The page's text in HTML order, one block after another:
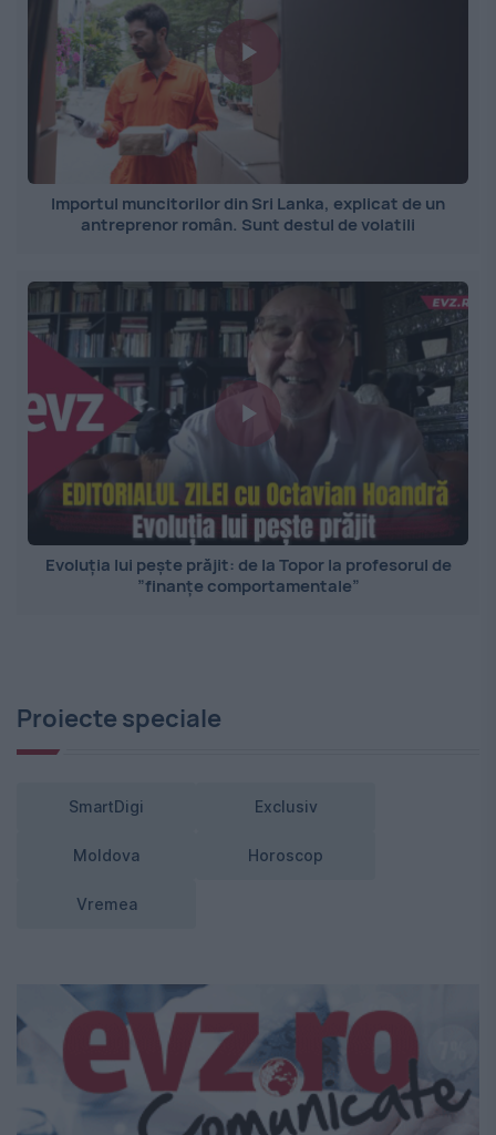
Importul muncitorilor din Sri Lanka, explicat de un
antreprenor român. Sunt destul de volatili
Evoluția lui pește prăjit: de la Topor la profesorul de
”finanțe comportamentale”
Proiecte speciale
SmartDigi Exclusiv
Moldova Horoscop
Vremea